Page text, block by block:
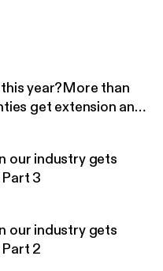
Ababa, Ethiopia, is
who specializes in
more than more
is a respected
If you want to be
your parents, this is
year?More than
get extension and
our industry gets
3
our industry gets
2